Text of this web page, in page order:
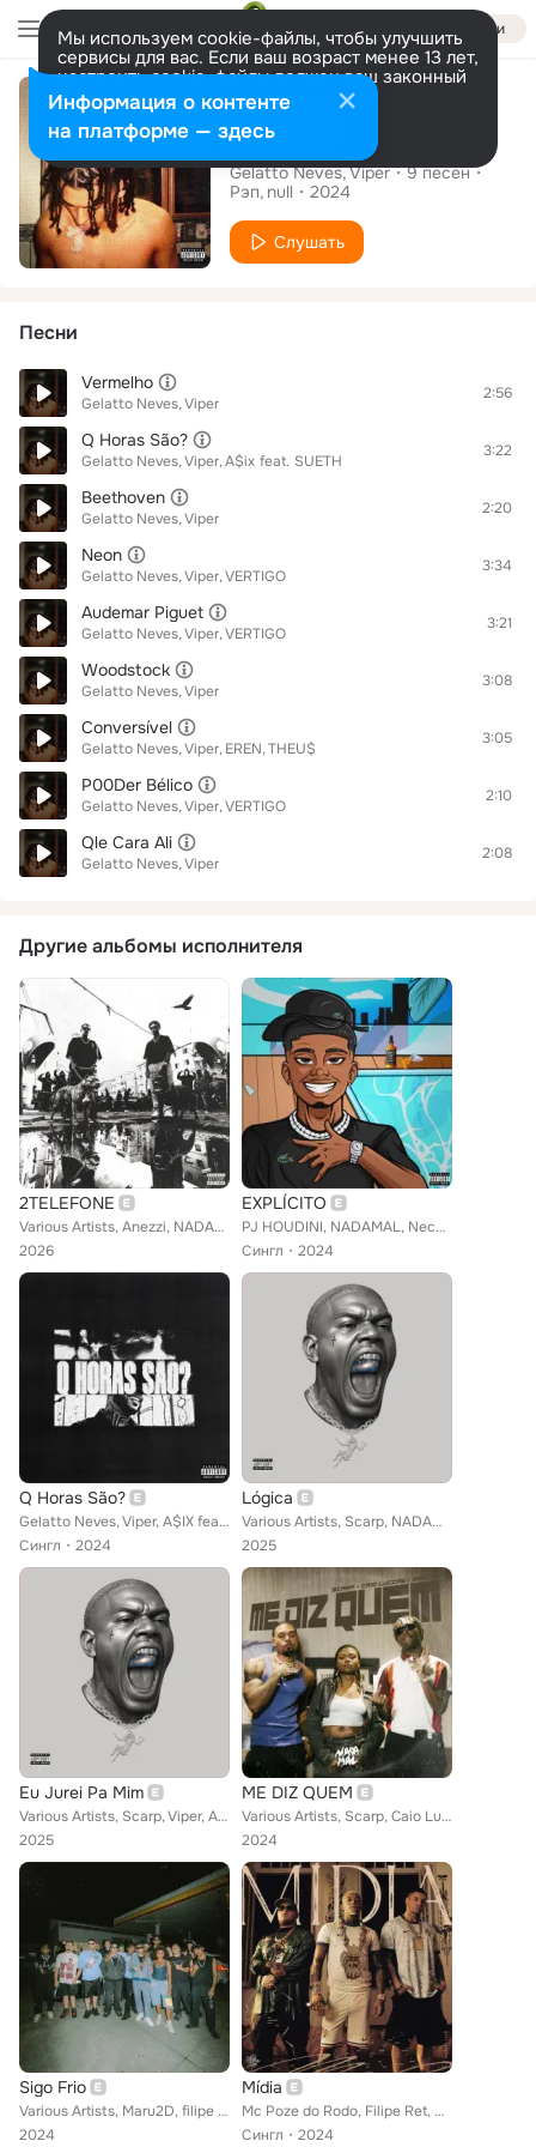
Войти
Мы используем cookie-файлы, чтобы улучшить
сервисы для вас. Если ваш возраст менее 13 лет,
настроить cookie-файлы должен ваш законный
представитель. Больше информации
Разрешить все Настроить
Альбом
Meno do A
Gelatto Neves Viper 9песен
Рэп null 2024
Слушать
Песни
Vermelho
Gelatto Neves Viper
2:56
Q Horas São?
Gelatto Neves Viper A$ix feat. SUETH
3:22
Beethoven
Gelatto Neves Viper
2:20
Neon
Gelatto Neves Viper VERTIGO
3:34
Audemar Piguet
Gelatto Neves Viper VERTIGO
3:21
Woodstock
Gelatto Neves Viper
3:08
Conversível
Gelatto Neves Viper EREN THEU$
3:05
P00Der Bélico
Gelatto Neves Viper VERTIGO
2:10
Qle Cara Ali
Gelatto Neves Viper
2:08
Другие альбомы исполнителя
2TELEFONE
Various Artists, Anezzi, NADAMAL, Alee, A$IX
2026
EXPLÍCITO
PJ HOUDINI, NADAMAL, Neconbeat feat. A$IX
Сингл
2024
Q Horas São?
Gelatto Neves, Viper, A$IX feat. SUETH
Сингл
2024
Lógica
Various Artists, Scarp, NADAMAL, A$IX, NERESZZ
2025
Eu Jurei Pa Mim
Various Artists, Scarp, Viper, A$IX, NADAMAL
2025
ME DIZ QUEM
Various Artists, Scarp, Caio Luccas, Maru2D, A$IX, Viper, Rocco, Dallass, Mozin
2024
Sigo Frio
Various Artists, Maru2D, filipe ret, Caio Luccas, Ryxn Pablo, Viper, A$IX, Rocco, NADAMAL
2024
Mídia
Mc Poze do Rodo, Filipe Ret, MC Ryan Sp feat. Mainstreet, Viper, Rocco, A$ix
Сингл
2024
Информация о контенте
на платформе — здесь